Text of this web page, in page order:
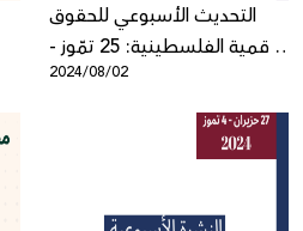
التحديث الأسبوعي للحقوق
الرقمية الفلسطينية: 25 تمّوز -
1 آب
2024/08/02